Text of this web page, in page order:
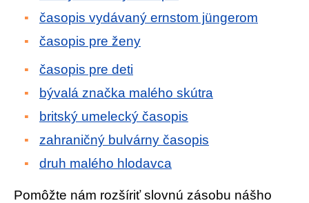
časopis vydávaný ernstom jüngerom
časopis pre ženy
časopis pre deti
bývalá značka malého skútra
britský umelecký časopis
zahraničný bulvárny časopis
druh malého hlodavca
Pomôžte nám rozšíriť slovnú zásobu nášho